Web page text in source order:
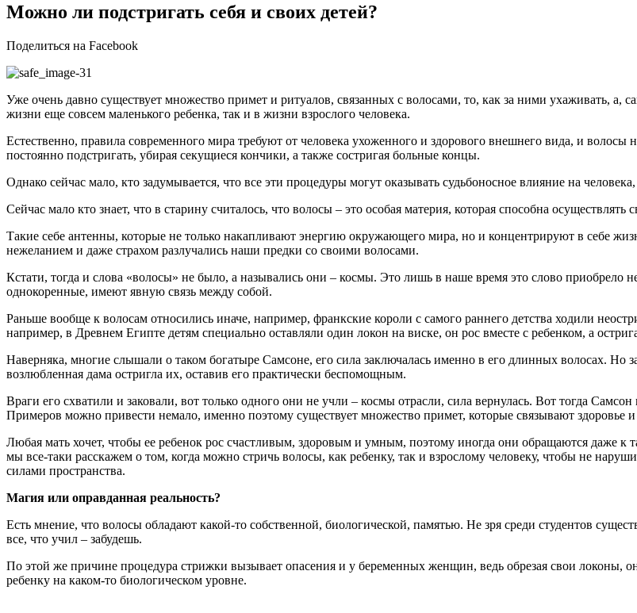
Можно ли подстригать себя и своих детей?
Поделиться на Facebook
Уже очень давно существует множество примет и ритуалов, связанных с волосами, то, как за ними ухаживать, а,
жизни еще совсем маленького ребенка, так и в жизни взрослого человека.
Естественно, правила современного мира требуют от человека ухоженного и здорового внешнего вида, и
постоянно подстригать, убирая секущиеся кончики, а также состригая больные концы.
Однако сейчас мало, кто задумывается, что все эти процедуры могут оказывать судьбоносное влияние на
Сейчас мало кто знает, что в старину считалось, что волосы – это особая материя, которая способна
Такие себе антенны, которые не только накапливают энергию окружающего мира, но и концентрируют в себе
нежеланием и даже страхом разлучались наши предки со своими волосами.
Кстати, тогда и слова «волосы» не было, а назывались они – космы. Это лишь в наше время это слово приобрело
однокоренные, имеют явную связь между собой.
Раньше вообще к волосам относились иначе, например, франкские короли с самого раннего детства ходили
например, в Древнем Египте детям специально оставляли один локон на виске, он рос вместе с ребенком, а
Наверняка, многие слышали о таком богатыре Самсоне, его сила заключалась именно в его длинных волосах. Но
возлюбленная дама остригла их, оставив его практически беспомощным.
Враги его схватили и заковали, вот только одного они не учли – космы отрасли, сила вернулась. Вот тогда
Примеров можно привести немало, именно поэтому существует множество примет, которые связывают здоровье
Любая мать хочет, чтобы ее ребенок рос счастливым, здоровым и умным, поэтому иногда они обращаются даже к
мы все-таки расскажем о том, когда можно стричь волосы, как ребенку, так и взрослому человеку, чтобы не
силами пространства.
Магия или оправданная реальность?
Есть мнение, что волосы обладают какой-то собственной, биологической, памятью. Не зря среди студентов
все, что учил – забудешь.
По этой же причине процедура стрижки вызывает опасения и у беременных женщин, ведь обрезая свои локоны,
ребенку на каком-то биологическом уровне.